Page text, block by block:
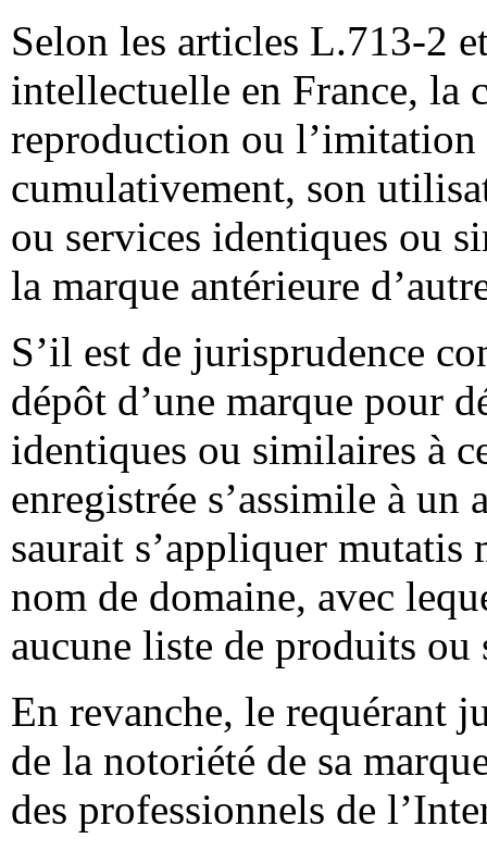
Selon les articles L.713-2
intellectuelle en France, la
reproduction ou l’imitation
cumulativement, son
ou services identiques ou
la marque antérieure
S’il est de jurisprudence
dépôt d’une marque pour
identiques ou similaires à
enregistrée s’assimile à un
saurait s’appliquer mutatis
nom de domaine, avec
aucune liste de produits ou
En revanche, le requérant
de la notoriété de sa
des professionnels de